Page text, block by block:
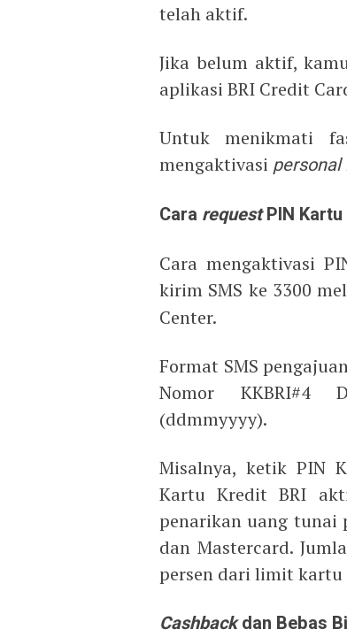
telah aktif.
Jika belum aktif,
aplikasi BRI Credit
Untuk menikmati
mengaktivasi
Cara requestPIN Kartu
Cara mengaktivasi
kirim SMS ke 3300
Center.
Format SMS
Nomor KKBRI#4
(ddmmyyyy).
Misalnya, ketik PIN
Kartu Kredit BRI
penarikan uang tunai
dan Mastercard.
persen dari limit
Cashbackdan Bebas B